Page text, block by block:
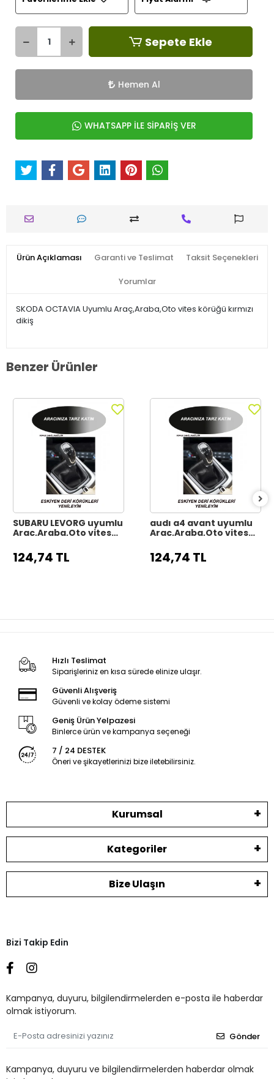
Sepete Ekle
Hemen Al
WHATSAPP İLE SİPARİŞ VER
Ürün Açıklaması Garanti ve Teslimat Taksit Seçenekleri
Yorumlar
SKODA OCTAVIA Uyumlu Araç,Araba,Oto vites körüğü kırmızı
dikiş
Benzer Ürünler
SUBARU LEVORG uyumlu
Araç,Araba,Oto vites
124,74 TL
audı a4 avant uyumlu
Araç,Araba,Oto vites
124,74 TL
Hızlı Teslimat
Siparişleriniz en kısa sürede elinize ulaşır.
Güvenli Alışveriş
Güvenli ve kolay ödeme sistemi
Geniş Ürün Yelpazesi
Binlerce ürün ve kampanya seçeneği
7 / 24 DESTEK
Öneri ve şikayetlerinizi bize iletebilirsiniz.
Kurumsal
Kategoriler
Bize Ulaşın
Bizi Takip Edin
Kampanya, duyuru, bilgilendirmelerden e-posta ile haberdar
olmak istiyorum.
Gönder
Kampanya, duyuru ve bilgilendirmelerden haberdar olmak